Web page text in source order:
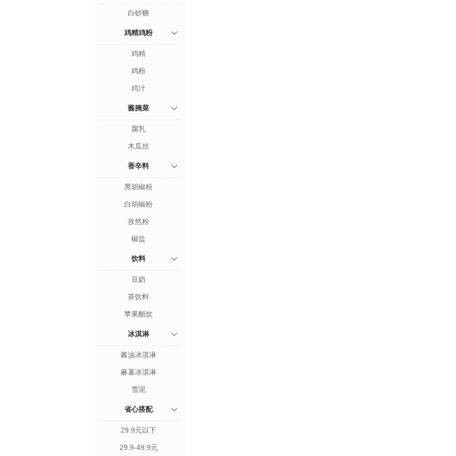
白砂糖
鸡精鸡粉
鸡精
鸡粉
鸡汁
酱腌菜
腐乳
木瓜丝
香辛料
黑胡椒粉
白胡椒粉
孜然粉
椒盐
饮料
豆奶
茶饮料
苹果醋饮
冰淇淋
酱油冰淇淋
麻薯冰淇淋
雪泥
省心搭配
29.9元以下
29.9-49.9元